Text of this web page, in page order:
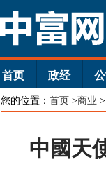
首页 政经 公
您的位置： 首页 >商业 >
中國天